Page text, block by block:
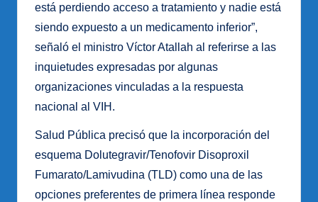
está perdiendo acceso a tratamiento y nadie está
siendo expuesto a un medicamento inferior”,
señaló el ministro Víctor Atallah al referirse a las
inquietudes expresadas por algunas
organizaciones vinculadas a la respuesta
nacional al VIH.
Salud Pública precisó que la incorporación del
esquema Dolutegravir/Tenofovir Disoproxil
Fumarato/Lamivudina (TLD) como una de las
opciones preferentes de primera línea responde